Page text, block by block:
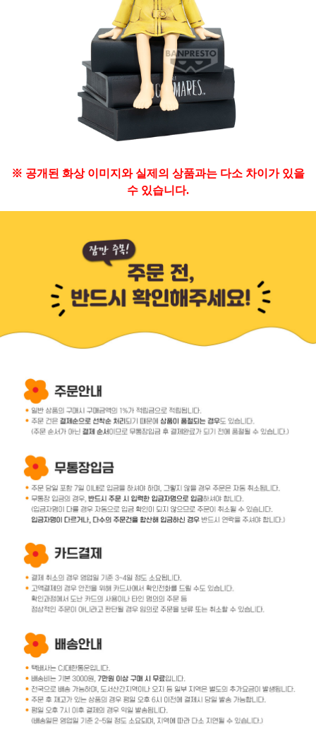
※ 공개된 화상 이미지와 실제의 상품과는 다소 차이가 있을
수 있습니다.